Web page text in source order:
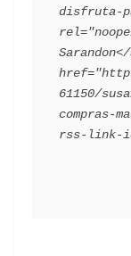
disfruta-
61150/
compras-